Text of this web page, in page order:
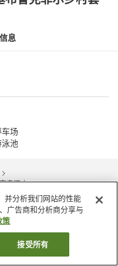
息
车场
泳池
房酒店
并分析我们网站的性能
广告商和分析商分享与
策
接受所有